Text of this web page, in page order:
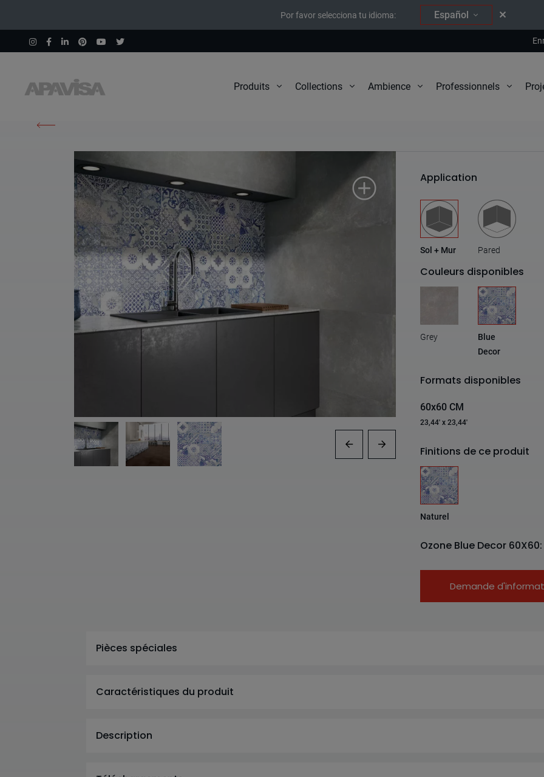
Por favor selecciona tu idioma: Español
Produits Collections Ambience Professionnels
Application
Sol + Mur Pared
Couleurs disponibles
Grey
Blue
Decor
Formats disponibles
60x60 CM
23,44' x 23,44'
Finitions de ce produit
Naturel
Ozone Blue Decor 60X60:
Demande
Pièces spéciales
Caractéristiques du produit
Description